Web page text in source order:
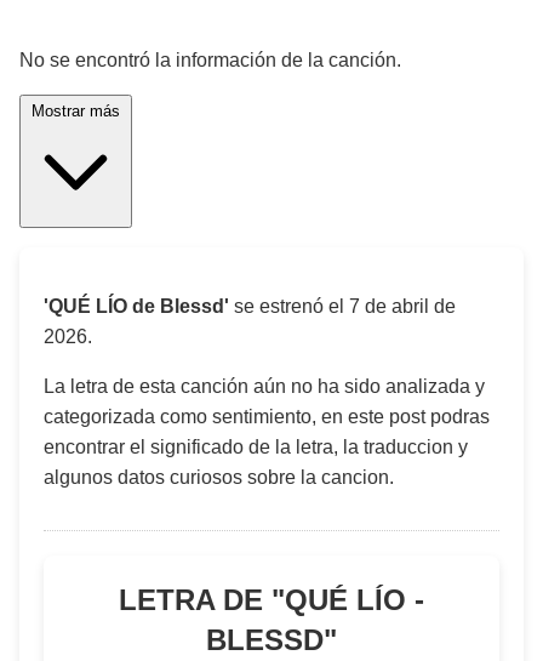
No se encontró la información de la canción.
'QUÉ LÍO de Blessd' se estrenó el 7 de abril de
2026.
La letra de esta canción aún no ha sido analizada y
categorizada como sentimiento, en este post podras
encontrar el significado de la letra, la traduccion y
algunos datos curiosos sobre la cancion.
LETRA DE "QUÉ LÍO -
BLESSD"